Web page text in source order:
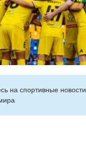
на cпортивные новости